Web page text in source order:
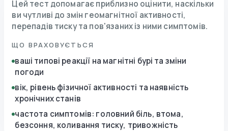
Цей тест допомагає приблизно оцінити, наскільки
ви чутливі до змін геомагнітної активності,
перепадів тиску та пов'язаних із ними симптомів.
ЩО ВРАХОВУЄТЬСЯ
ваші типові реакції на магнітні бурі та зміни
погоди
вік, рівень фізичної активності та наявність
хронічних станів
частота симптомів: головний біль, втома,
безсоння, коливання тиску, тривожність